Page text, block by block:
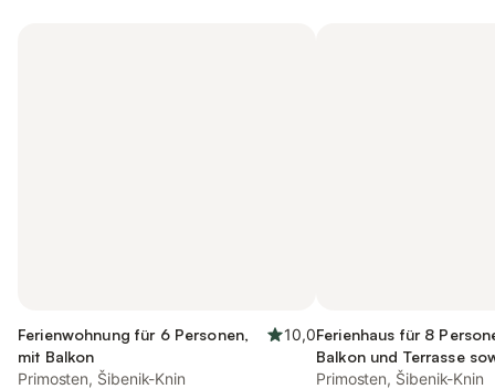
Ferienwohnung für 6 Personen,
mit Balkon
10,0
Primosten, Šibenik-Knin
Ferienhaus für 8
Balkon und Terrasse
Primosten, Šibenik-Knin